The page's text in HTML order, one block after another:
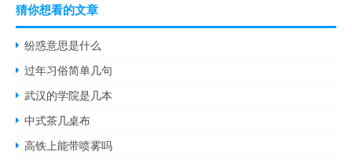
猜你想看的文章
纷惑意思是什么
过年习俗简单几句
武汉的学院是几本
中式茶几桌布
高铁上能带喷雾吗